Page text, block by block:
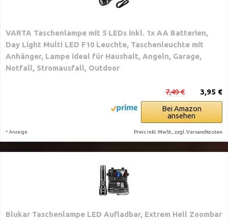
VARTA Taschenlampe mit 5 LEDs inkl. 1x AA Batterien,
Day Light Multi LED F10 Leuchte, Taschenleuchte mit
Anhänger, Lampe ideal für Haushalt, Angeln, Garage,
Notfall, Stromausfall, Outdoor
3,95 €
7,49 €
Bei Amazon
ansehen
* Anzeige Preis inkl. MwSt., zzgl. Versandkosten
Blukar Taschenlampe LED Aufladbar, Extrem Hell Zoombar